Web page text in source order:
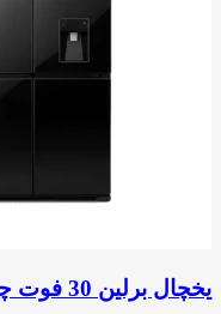
یخچال برلین 30 فوت چهار درب پایین فریزر مدل 2026